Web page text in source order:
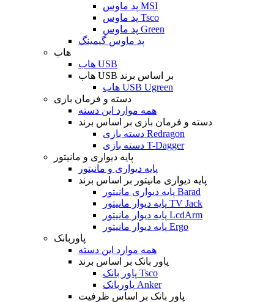
پد ماوس MSI
پد ماوس Tsco
پد ماوس Green
پد ماوس گیمینگ
هاب
هاب USB
هاب USB بر اساس برند
هاب USB Ugreen
دسته و فرمان بازی
همه موارد این دسته
دسته و فرمان بازی بر اساس برند
دسته بازی Redragon
دسته بازی T-Dagger
پایه دیواری و مانیتور
پایه دیواری و مانیتور
پایه دیواری مانیتور بر اساس برند
پایه دیواری مانیتور Barad
پایه دیوار مانیتور TV Jack
پایه دیوار مانیتور LcdArm
پایه دیوار مانیتور Ergo
پاوربانک
همه موارد این دسته
پاور بانک بر اساس برند
پاور بانک Tsco
پاوربانک Anker
پاور بانک بر اساس ظرفیت